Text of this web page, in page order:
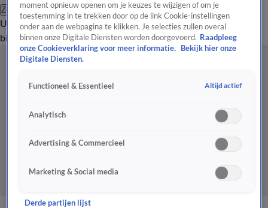
Zoeken
UitzendingenVandaag InsideDe OranjezomerShopUitzending
bijwonen
moment opnieuw openen om je keuzes te wijzigen of om je
toestemming in te trekken door op de link Cookie-instellingen
onder aan de webpagina te klikken. Je selecties zullen overal
binnen onze Digitale Diensten worden doorgevoerd. Raadpleeg
onze Cookieverklaring voor meer informatie.
Bekijk hier onze
Digitale Diensten.
Functioneel & Essentieel Altijd actief
Analytisch
Advertising & Commercieel
Marketing & Social media
Derde partijen lijst